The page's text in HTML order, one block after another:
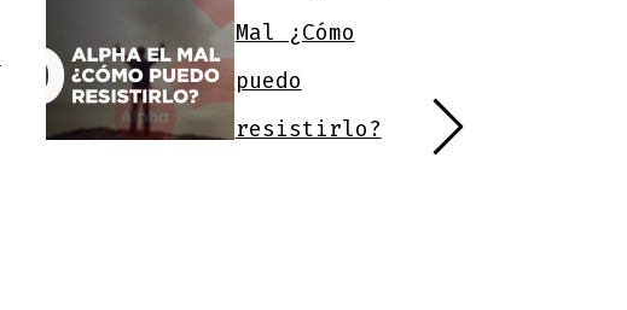
Mal ¿Cómo
puedo
resistirlo?